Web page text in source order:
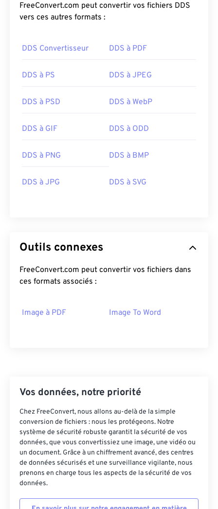
FreeConvert.com peut convertir vos fichiers DDS
vers ces autres formats :
DDS Convertisseur DDS à PDF
DDS à PS DDS à JPEG
DDS à PSD DDS à WebP
DDS à GIF DDS à ODD
DDS à PNG DDS à BMP
DDS à JPG DDS à SVG
Outils connexes
FreeConvert.com peut convertir vos fichiers dans
ces formats associés :
Image à PDF Image To Word
Vos données, notre priorité
Chez FreeConvert, nous allons au-delà de la simple
conversion de fichiers : nous les protégeons. Notre
système de sécurité robuste garantit la sécurité de vos
données, que vous convertissiez une image, une vidéo ou
un document. Grâce à un chiffrement avancé, des centres
de données sécurisés et une surveillance vigilante, nous
prenons en charge tous les aspects de la sécurité de vos
données.